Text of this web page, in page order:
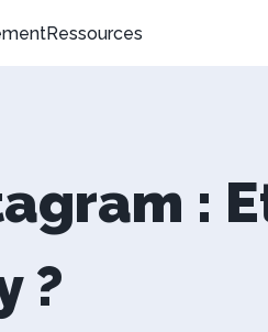
Ressources
:
?